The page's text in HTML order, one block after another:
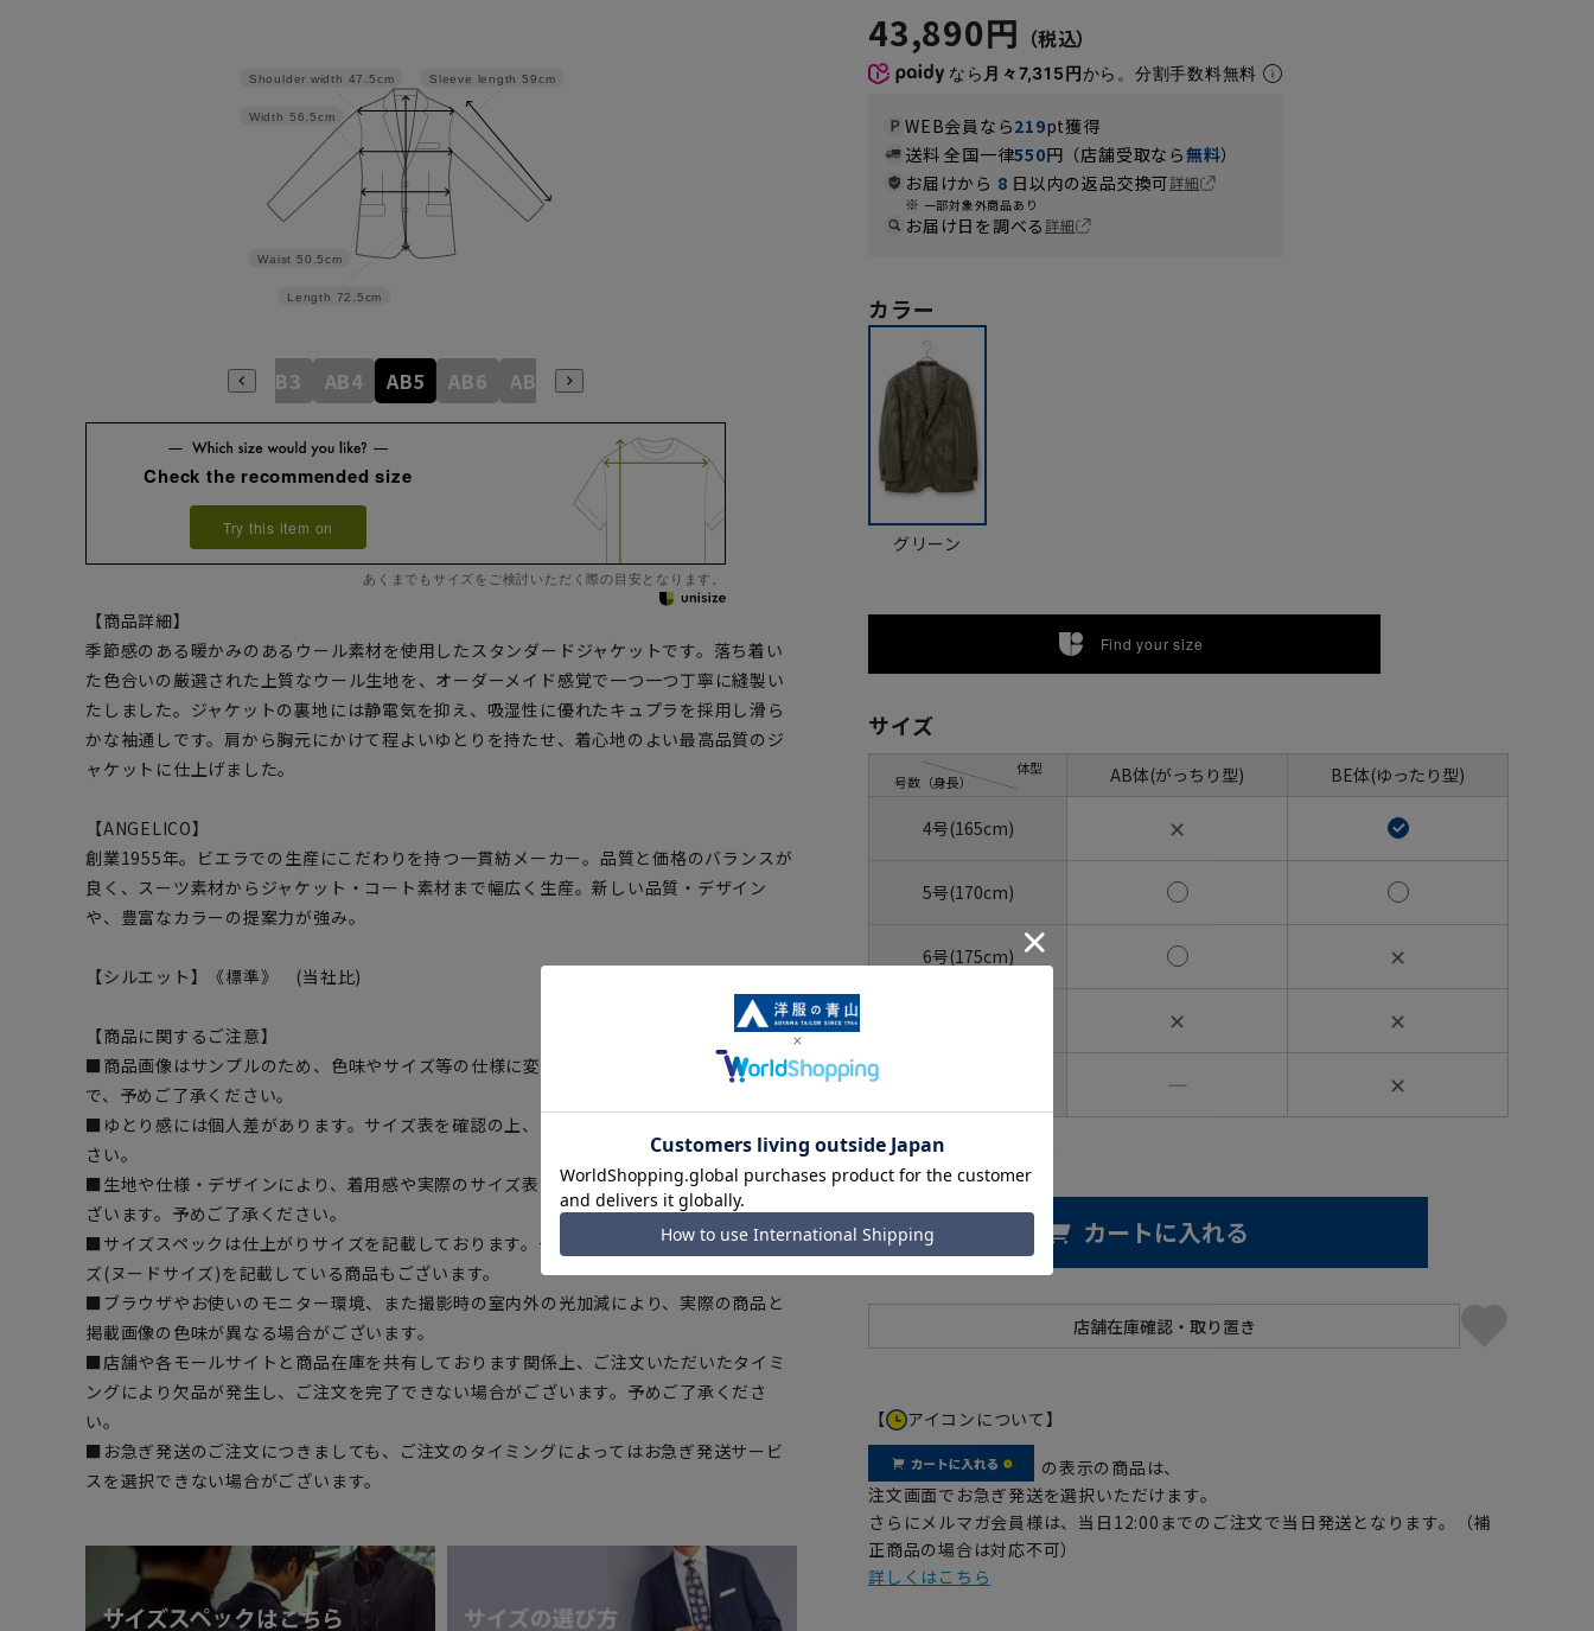
Sleeve length 59cm
Length 72.5cm
Waist 50.5cm
Width 56.5cm
Shoulder width 47.5cm
A8 AB3 AB4 AB5 AB6 AB7 AB8 BE7 BE8
Check the recommended size
Try this item on
あくまでもサイズをご検討いただく際の目安となります。
【商品詳細】
季節感のある暖かみのあるウール素材を使用したスタンダードジャケットです。落ち着い
た色合いの厳選された上質なウール生地を、オーダーメイド感覚で一つ一つ丁寧に縫製い
たしました。ジャケットの裏地には静電気を抑え、吸湿性に優れたキュプラを採用し滑ら
かな袖通しです。肩から胸元にかけて程よいゆとりを持たせ、着心地のよい最高品質のジ
ャケットに仕上げました。
【ANGELICO】
創業1955年。ビエラでの生産にこだわりを持つ一貫紡メーカー。品質と価格のバランスが
良く、スーツ素材からジャケット・コート素材まで幅広く生産。新しい品質・デザイン
や、豊富なカラーの提案力が強み。
【シルエット】《標準》 (当社比)
【商品に関するご注意】
■商品画像はサンプルのため、色味やサイズ等の仕様に変更がある場合がございますの
で、予めご了承ください。
■ゆとり感には個人差があります。サイズ表を確認の上、ご購入の目安としてご利用くだ
さい。
■生地や仕様・デザインにより、着用感や実際のサイズ表に若干の誤差が生じる場合がご
ざいます。予めご了承ください。
■サイズスペックは仕上がりサイズを記載しております。一部、商品現物におすすめサイ
ズ(ヌードサイズ)を記載している商品もございます。
■ブラウザやお使いのモニター環境、また撮影時の室内外の光加減により、実際の商品と
掲載画像の色味が異なる場合がございます。
■店舗や各モールサイトと商品在庫を共有しております関係上、ご注文いただいたタイミ
ングにより欠品が発生し、ご注文を完了できない場合がございます。予めご了承くださ
い。
■お急ぎ発送のご注文につきましても、ご注文のタイミングによってはお急ぎ発送サービ
スを選択できない場合がございます。
43,890円
なら 月々7,315円から。分割手数料無料
WEB会員なら219pt獲得
送料 全国一律550円（店舗受取なら無料）
お届けから 8 日以内の返品交換可詳細
一部対象外商品あり
お届け日を調べる詳細
カラー
グリーン
Find your size
サイズ
号数（身長）
体型 AB体(がっちり型) BE体(ゆったり型)
4号(165cm) ✕
5号(170cm)
6号(175cm) ✕
✕ ✕
― ✕
ウエストの目安：
カートに入れる
【 アイコンについて】
の表示の商品は、
注文画面でお急ぎ発送を選択いただけます。
さらにメルマガ会員様は、当日12:00までのご注文で当日発送となります。（補
正商品の場合は対応不可）
詳しくはこちら